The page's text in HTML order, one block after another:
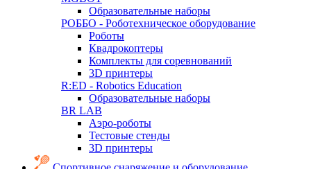
Образовательные наборы
РОББО - Роботехническое оборудование
Роботы
Квадрокоптеры
Комплекты для соревнований
3D принтеры
R:ED - Robotics Education
Образовательные наборы
BR LAB
Аэро-роботы
Тестовые стенды
3D принтеры